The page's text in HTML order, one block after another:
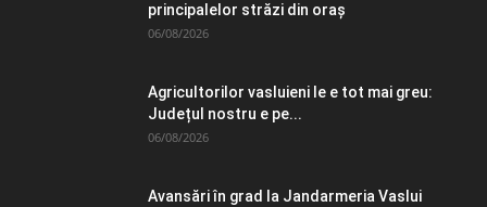
principalelor străzi din oraș
06/08/2026
Agricultorilor vasluieni le e tot mai greu:
Județul nostru e pe...
06/08/2026
Avansări în grad la Jandarmeria Vaslui